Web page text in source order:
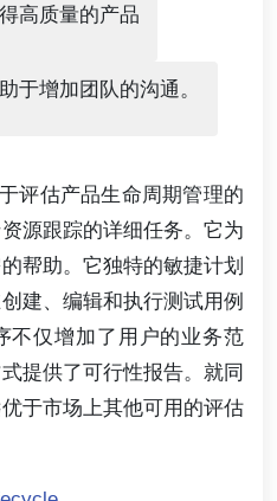
高质量的产品
于增加团队的沟通。
评估产品生命周期管理的
源跟踪的详细任务。它为
帮助。它独特的敏捷计划
建、编辑和执行测试用例
不仅增加了用户的业务范
提供了可行性报告。就同
于市场上其他可用的评估